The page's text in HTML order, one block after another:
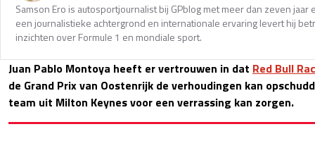
Samson Ero is autosportjournalist bij GPblog met meer dan zeven jaar
een journalistieke achtergrond en internationale ervaring levert hij
inzichten over Formule 1 en mondiale sport.
Juan Pablo Montoya heeft er vertrouwen in dat Red Bull
de Grand Prix van Oostenrijk de verhoudingen kan
team uit Milton Keynes voor een verrassing kan zorgen.